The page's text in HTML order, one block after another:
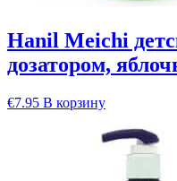
Hanil Meichi
дозатором,
€7.95 В корзину